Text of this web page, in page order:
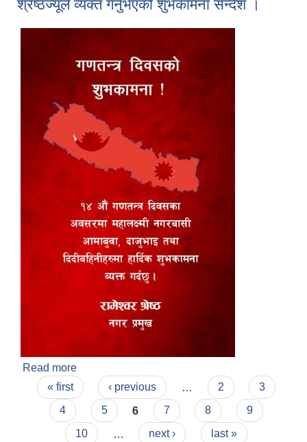
श्रेष्ठज्यूले व्यक्त गर्नुभएको शुभकामना सन्देश ।
Read more
श्रेष्ठज्यूले व्यक्त गर्नुभएको शुभकामना सन्देश ।
Pages
« first ‹ previous 2
3
4
5 6 7 8
9
10
next › last »